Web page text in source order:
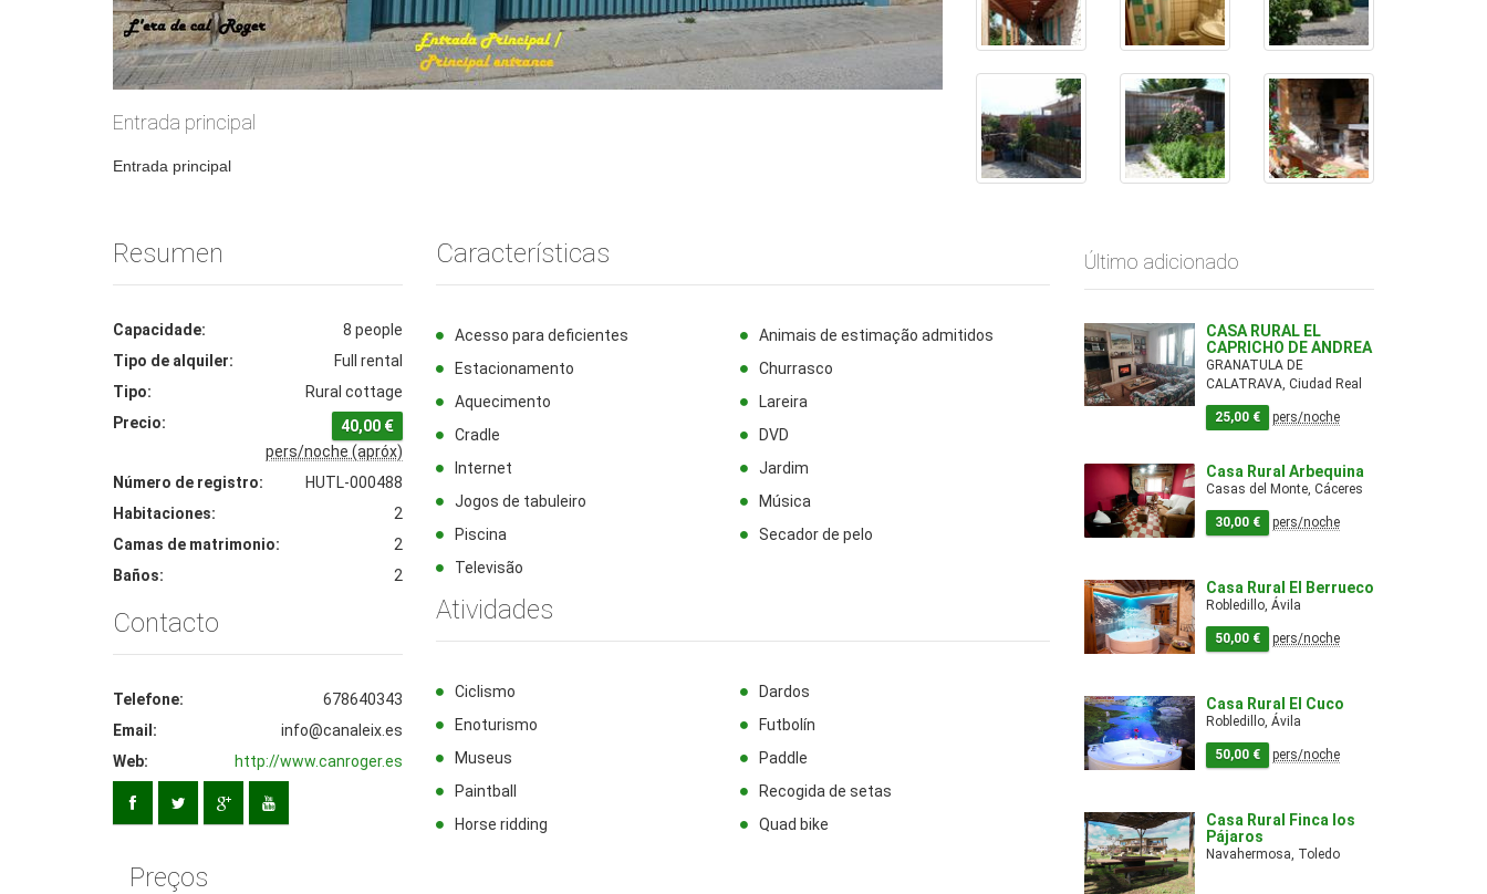
Entrada principal
Entrada principal
Resumen
Capacidade:
8 people
Tipo de alquiler:
Full rental
Tipo:
Rural cottage
Precio:
40,00 €
pers/noche (apróx)
Número de registro:
HUTL-000488
Habitaciones:
2
Camas de matrimonio:
2
Baños:
2
Contacto
Telefone:
678640343
Email:
info@canaleix.es
Web:
http://www.canroger.es
Características
Acesso para deficientes
Animais de estimação admitidos
Estacionamento
Churrasco
Aquecimento
Lareira
Cradle
DVD
Internet
Jardim
Jogos de tabuleiro
Música
Piscina
Secador de pelo
Televisão
Atividades
Ciclismo
Dardos
Enoturismo
Futbolín
Museus
Paddle
Paintball
Recogida de setas
Horse ridding
Quad bike
Preços
Último adicionado
CASA RURAL EL
CAPRICHO DE ANDREA
GRANATULA DE
CALATRAVA, Ciudad Real
25,00 € pers/noche
Casa Rural Arbequina
Casas del Monte, Cáceres
30,00 € pers/noche
Casa Rural El Berrueco
Robledillo, Ávila
50,00 € pers/noche
Casa Rural El Cuco
Robledillo, Ávila
50,00 € pers/noche
Casa Rural Finca los
Pájaros
Navahermosa, Toledo